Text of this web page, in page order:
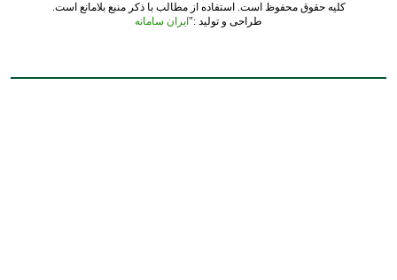
کلیه حقوق محفوظ است. استفاده از مطالب با ذکر منبع بلامانع است.
طراحی و تولید :" ایران سامانه